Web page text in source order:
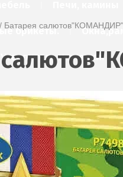
брикеты.
Утеплитель и пленки.
/ Батарея